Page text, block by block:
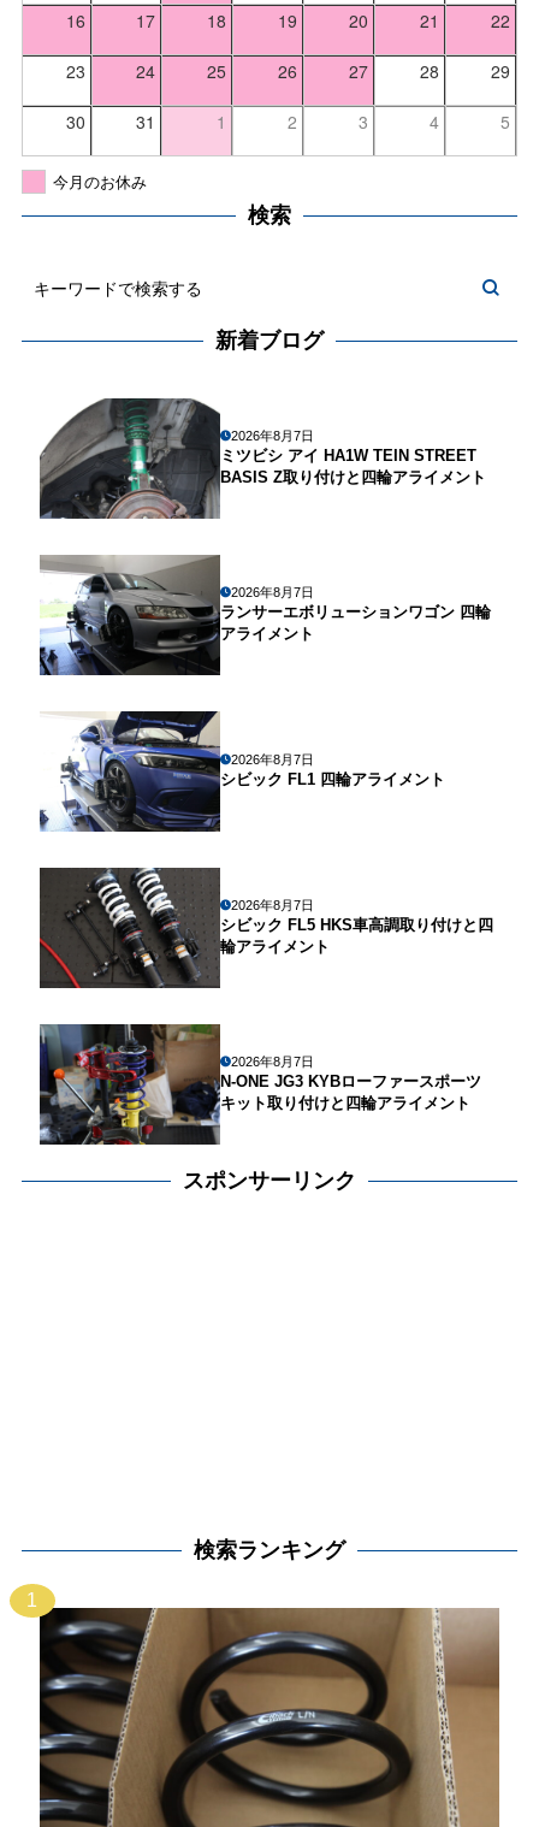
16 17 18 19 20 21 22
23 24 25 26 27 28 29
30 31 1 2 3 4 5
今月のお休み
検索
新着ブログ
2026年8月7日
ミツビシ アイ HA1W TEIN STREET
BASIS Z取り付けと四輪アライメント
2026年8月7日
ランサーエボリューションワゴン 四輪
アライメント
2026年8月7日
シビック FL1 四輪アライメント
2026年8月7日
シビック FL5 HKS車高調取り付けと四
輪アライメント
2026年8月7日
N-ONE JG3 KYBローファースポーツ
キット取り付けと四輪アライメント
スポンサーリンク
検索ランキング
1